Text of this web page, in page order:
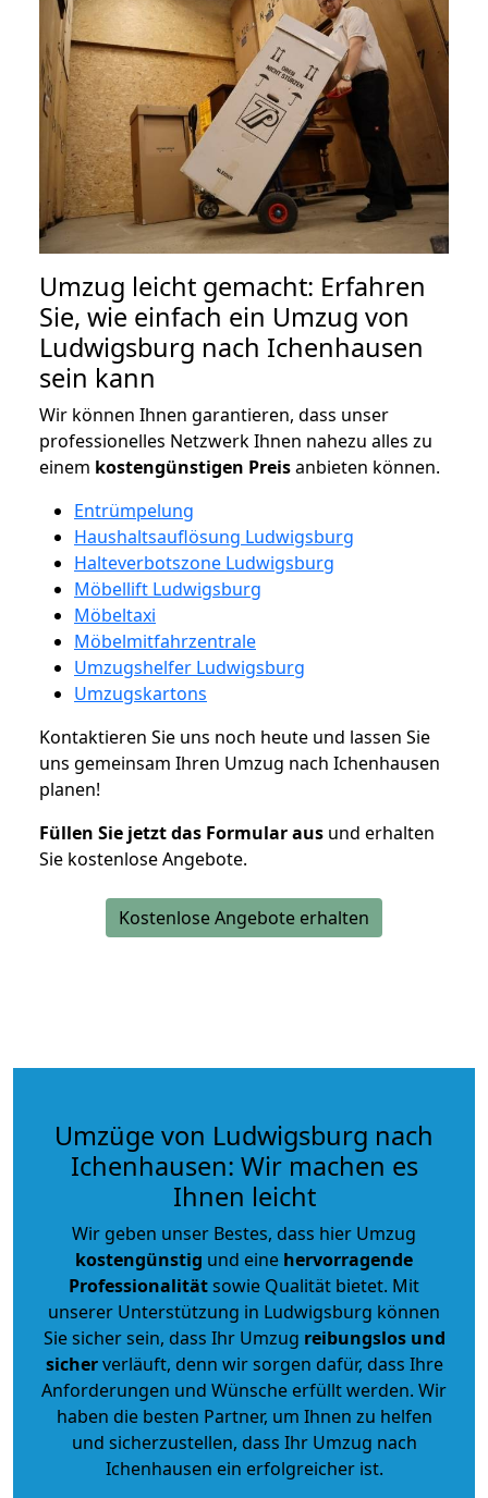
Umzug leicht gemacht: Erfahren
Sie, wie einfach ein Umzug von
Ludwigsburg nach Ichenhausen
sein kann
Wir können Ihnen garantieren, dass unser
professionelles Netzwerk Ihnen nahezu alles zu
einem kostengünstigen Preisanbieten können.
Entrümpelung
Haushaltsauflösung Ludwigsburg
Halteverbotszone Ludwigsburg
Möbellift Ludwigsburg
Möbeltaxi
Möbelmitfahrzentrale
Umzugshelfer Ludwigsburg
Umzugskartons
Kontaktieren Sie uns noch heute und lassen Sie
uns gemeinsam Ihren Umzug nach Ichenhausen
planen!
Füllen Sie jetzt das Formular aus und erhalten
Sie kostenlose Angebote.
Kostenlose Angebote erhalten
Umzüge von Ludwigsburg nach
Ichenhausen: Wir machen es
Ihnen leicht
Wir geben unser Bestes, dass hier Umzug
kostengünstig und eine hervorragende
Professionalitätsowie Qualität bietet. Mit
unserer Unterstützung in Ludwigsburg können
Sie sicher sein, dass Ihr Umzug reibungslos und
sicherverläuft, denn wir sorgen dafür, dass Ihre
Anforderungen und Wünsche erfüllt werden. Wir
haben die besten Partner, um Ihnen zu helfen
und sicherzustellen, dass Ihr Umzug nach
Ichenhausen ein erfolgreicher ist.